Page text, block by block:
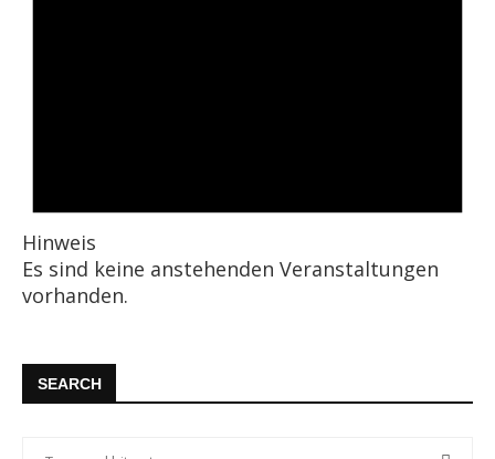
Hinweis
Es sind keine anstehenden Veranstaltungen
vorhanden.
SEARCH